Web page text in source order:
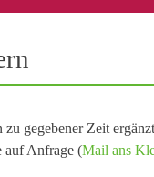
gegebener Zeit
auf Anfrage (Mail ans